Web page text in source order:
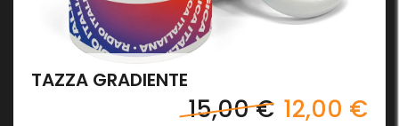
TAZZA GRADIENTE
15,00 € 12,00 €